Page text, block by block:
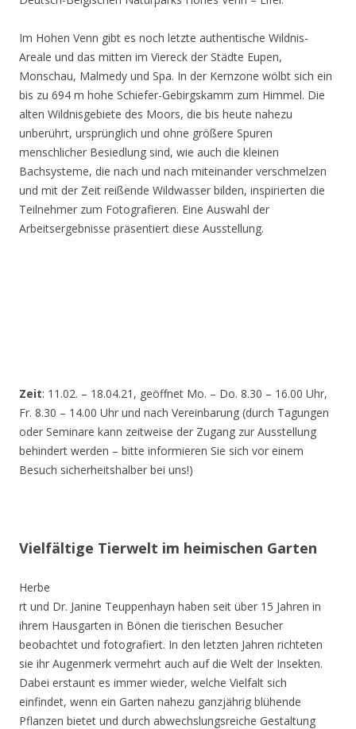
Im Hohen Venn gibt es noch letzte authentische Wildnis-
Areale und das mitten im Viereck der Städte Eupen,
Monschau, Malmedy und Spa. In der Kernzone wölbt sich ein
bis zu 694 m hohe Schiefer-Gebirgskamm zum Himmel. Die
alten Wildnisgebiete des Moors, die bis heute nahezu
unberührt, ursprünglich und ohne größere Spuren
menschlicher Besiedlung sind, wie auch die kleinen
Bachsysteme, die nach und nach miteinander verschmelzen
und mit der Zeit reißende Wildwasser bilden, inspirierten die
Teilnehmer zum Fotografieren. Eine Auswahl der
Arbeitsergebnisse präsentiert diese Ausstellung.
Zeit: 11.02. – 18.04.21, geöffnet Mo. – Do. 8.30 – 16.00 Uhr,
Fr. 8.30 – 14.00 Uhr und nach Vereinbarung (durch Tagungen
oder Seminare kann zeitweise der Zugang zur Ausstellung
behindert werden – bitte informieren Sie sich vor einem
Besuch sicherheitshalber bei uns!)
Vielfältige Tierwelt im heimischen Garten
Herbe
rt und Dr. Janine Teuppenhayn haben seit über 15 Jahren in
ihrem Hausgarten in Bönen die tierischen Besucher
beobachtet und fotografiert. In den letzten Jahren richteten
sie ihr Augenmerk vermehrt auch auf die Welt der Insekten.
Dabei erstaunt es immer wieder, welche Vielfalt sich
einfindet, wenn ein Garten nahezu ganzjährig blühende
Pflanzen bietet und durch abwechslungsreiche Gestaltung